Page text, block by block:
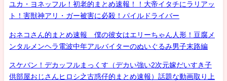
ユカ・ヨネッフル！初老的まとめ速報！！大帝イタチにラリアッ
ト！害獣神アリ・ガー被害に必殺！パイルドライバー
おネコさん的まとめ速報 僕の彼女はエリーちゃん人形！豆腐メ
ンタルメンヘラ電波中年アルバイターのぬいぐるみ男子末路編
スケバン！デカッフルまっくす（デカい強い2次元嫁だいすき子
供部屋おじさんヒロシ之古惑仔的まとめ速報）話題な動画取り上